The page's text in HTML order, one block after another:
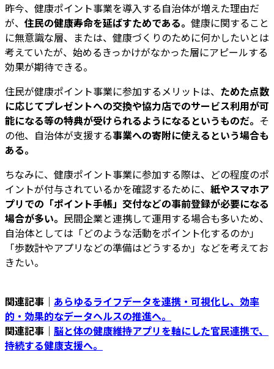
昨今、健康ポイント事業を導入する自治体が増えた理由だ
が、 住民の健康寿命を延ばすためである。 健康に関すること
に無意識な層、または、健康づくりのために何かしたいとは
考えていたが、始めるきっかけがなかった層にアピールする
効果が期待できる。
住民が健康ポイント事業に参加するメリットは、 ためた点数
に応じてプレゼントへの交換や協力店でのサービス利用が可
能になる等の特典が受けられるようになるというものだ。 そ
の他、自治体が支援する事業への寄附に使えるという場合も
ある。
ちなみに、健康ポイント事業に参加する際は、どの程度のポ
イントが付与されているかを確認するために、 紙やスマホア
プリでの「ポイント手帳」交付などの事前登録が必要になる
場合が多い。 民間企業と連携して運用する場合も多いため、
自治体としては「どのような活動をポイント化するのか」
「歩数計やアプリなどの準備はどうするか」などを考えてお
きたい。
関連記事｜ あらゆるライフデータを連携・可視化し、効率
的・効果的なデータヘルスの推進へ。
関連記事｜ 脳と体の健康維持アプリを軸にした官民連携で、
持続する健康支援へ。